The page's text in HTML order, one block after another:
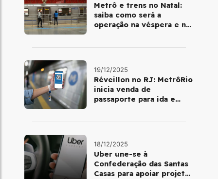
Metrô e trens no Natal:
saiba como será a
operação na véspera e no
19/12/2025
Réveillon no RJ: MetrôRio
inicia venda de
passaporte para ida e
18/12/2025
Uber une-se à
Confederação das Santas
Casas para apoiar projetos